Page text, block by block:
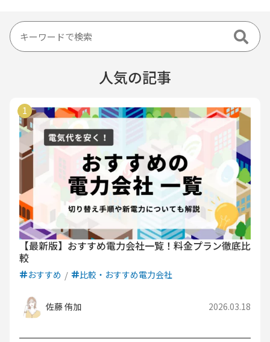
人気の記事
【最新版】おすすめ電力会社一覧！料金プラン徹底比
較
おすすめ 比較・おすすめ電力会社
佐藤 侑加 2026.03.18